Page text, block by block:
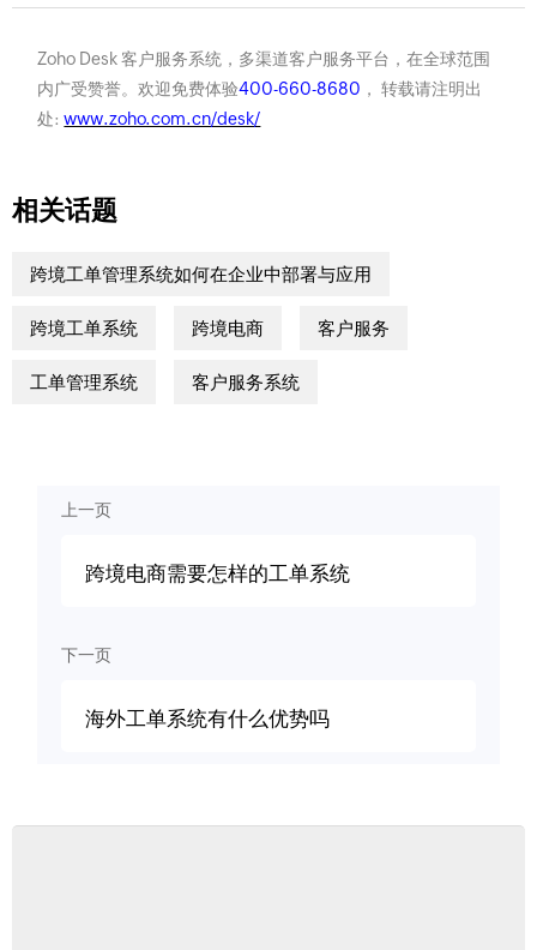
Zoho Desk 客户服务系统，多渠道客户服务平台，在全球范围
内广受赞誉。欢迎免费体验400-660-8680 ， 转载请注明出
处:www.zoho.com.cn/desk/
相关话题
跨境工单管理系统如何在企业中部署与应用
跨境工单系统 跨境电商 客户服务
工单管理系统 客户服务系统
上一页
跨境电商需要怎样的工单系统
下一页
海外工单系统有什么优势吗